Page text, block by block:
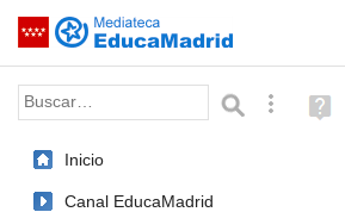
Saltar navegación
Palabra o frase: BúsquedaAyuda
(en
Inicio
Canal EducaMadrid